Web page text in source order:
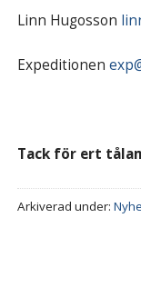
Linn Hugosson
Expeditionen
Tack för ert
Arkiverad under: